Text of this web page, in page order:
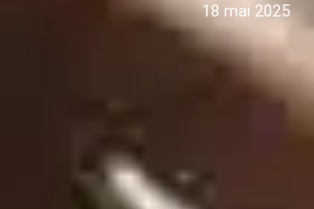
18 mai 2025